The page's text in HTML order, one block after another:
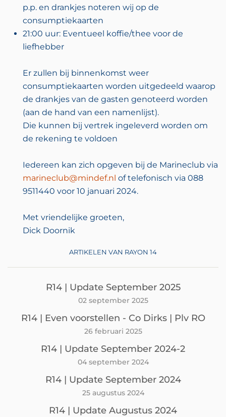
p.p. en drankjes noteren wij op de
consumptiekaarten
21:00 uur: Eventueel koffie/thee voor de
liefhebber
Er zullen bij binnenkomst weer
consumptiekaarten worden uitgedeeld waarop
de drankjes van de gasten genoteerd worden
(aan de hand van een namenlijst).
Die kunnen bij vertrek ingeleverd worden om
de rekening te voldoen
Iedereen kan zich opgeven bij de Marineclub via
marineclub@mindef.nl of telefonisch via 088
9511440 voor 10 januari 2024.
Met vriendelijke groeten,
Dick Doornik
ARTIKELEN VAN RAYON 14
R14 | Update September 2025
02 september 2025
R14 | Even voorstellen - Co Dirks | Plv RO
26 februari 2025
R14 | Update September 2024-2
04 september 2024
R14 | Update September 2024
25 augustus 2024
R14 | Update Augustus 2024